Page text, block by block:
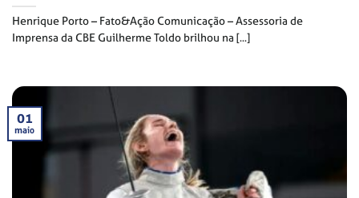
Henrique Porto – Fato&Ação Comunicação – Assessoria de
Imprensa da CBE Guilherme Toldo brilhou na [...]
01
maio